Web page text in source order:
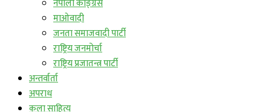
नेपाली काङ्ग्रेस
माओवादी
जनता समाजवादी पार्टी
राष्ट्रिय जनमोर्चा
राष्ट्रिय प्रजातन्त्र पार्टी
अन्तर्वार्ता
अपराध
कला साहित्य